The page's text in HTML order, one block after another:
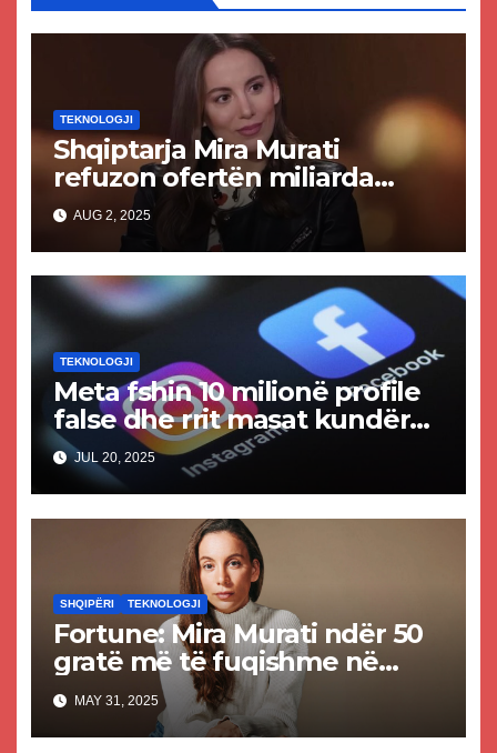
TEKNOLOGJI
Shqiptarja Mira Murati
refuzon ofertën miliarda
dollarë nga Zuckerbergu i
Meta
AUG 2, 2025
TEKNOLOGJI
Meta fshin 10 milionë profile
false dhe rrit masat kundër
përmbajtjes së rreme dhe të
krijuar nga AI
JUL 20, 2025
SHQIPËRI TEKNOLOGJI
Fortune: Mira Murati ndër 50
gratë më të fuqishme në
botë
MAY 31, 2025